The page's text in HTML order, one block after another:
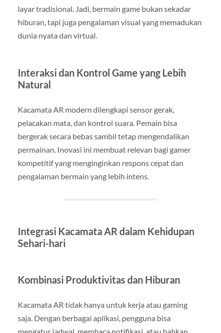
layar tradisional. Jadi, bermain game bukan sekadar
hiburan, tapi juga pengalaman visual yang memadukan
dunia nyata dan virtual.
Interaksi dan Kontrol Game yang Lebih
Natural
Kacamata AR modern dilengkapi sensor gerak,
pelacakan mata, dan kontrol suara. Pemain bisa
bergerak secara bebas sambil tetap mengendalikan
permainan. Inovasi ini membuat relevan bagi gamer
kompetitif yang menginginkan respons cepat dan
pengalaman bermain yang lebih intens.
Integrasi Kacamata AR dalam Kehidupan
Sehari-hari
Kombinasi Produktivitas dan Hiburan
Kacamata AR tidak hanya untuk kerja atau gaming
saja. Dengan berbagai aplikasi, pengguna bisa